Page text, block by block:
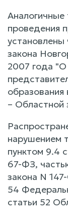
Аналогичные
проведения
закона
2007 года
– Областной
нарушением
пунктом 9.4
67-ФЗ,
закона N
54
статьи 52